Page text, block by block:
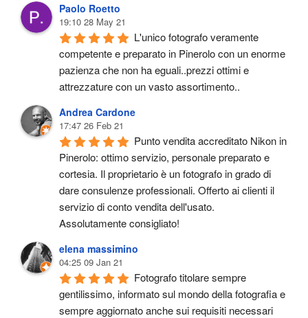
Paolo Roetto
19:10 28 May 21
L'unico fotografo veramente
competente e preparato in Pinerolo con un enorme
pazienza che non ha eguali..prezzi ottimi e
attrezzature con un vasto assortimento..
Andrea Cardone
17:47 26 Feb 21
Punto vendita accreditato Nikon in
Pinerolo: ottimo servizio, personale preparato e
cortesia. Il proprietario è un fotografo in grado di
dare consulenze professionali. Offerto ai clienti il
servizio di conto vendita dell'usato.
Assolutamente consigliato!
elena massimino
04:25 09 Jan 21
Fotografo titolare sempre
gentilissimo, informato sul mondo della fotografia e
sempre aggiornato anche sui requisiti necessari